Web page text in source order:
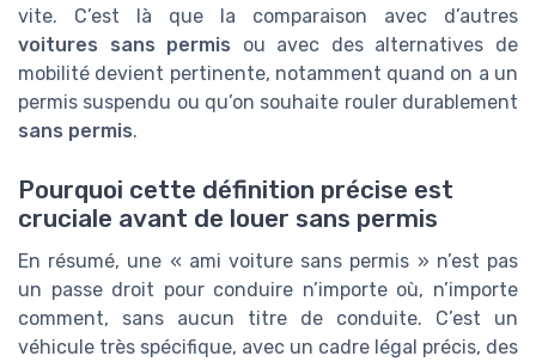
vite. C’est là que la comparaison avec d’autres
voitures sans permis ou avec des alternatives de
mobilité devient pertinente, notamment quand on a un
permis suspendu ou qu’on souhaite rouler durablement
sans permis.
Pourquoi cette définition précise est
cruciale avant de louer sans permis
En résumé, une « ami voiture sans permis » n’est pas
un passe droit pour conduire n’importe où, n’importe
comment, sans aucun titre de conduite. C’est un
véhicule très spécifique, avec un cadre légal précis, des